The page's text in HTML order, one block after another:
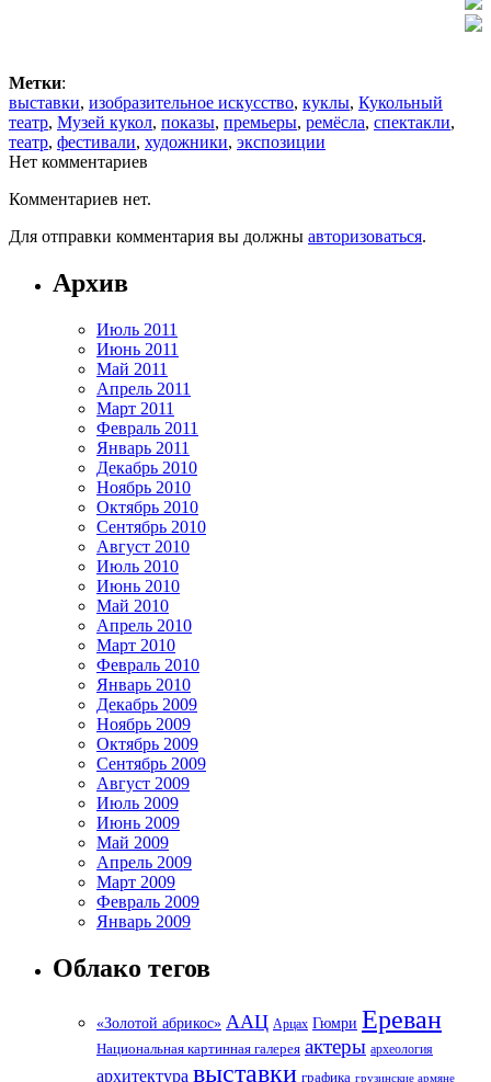
Метки:
выставки, изобразительное искусство, куклы, Кукольный
театр, Музей кукол, показы, премьеры, ремёсла, спектакли,
театр, фестивали, художники, экспозиции
Нет комментариев
Комментариев нет.
Для отправки комментария вы должны авторизоваться.
Архив
Июль 2011
Июнь 2011
Май 2011
Апрель 2011
Март 2011
Февраль 2011
Январь 2011
Декабрь 2010
Ноябрь 2010
Октябрь 2010
Сентябрь 2010
Август 2010
Июль 2010
Июнь 2010
Май 2010
Апрель 2010
Март 2010
Февраль 2010
Январь 2010
Декабрь 2009
Ноябрь 2009
Октябрь 2009
Сентябрь 2009
Август 2009
Июль 2009
Июнь 2009
Май 2009
Апрель 2009
Март 2009
Февраль 2009
Январь 2009
Облако тегов
«Золотой абрикос» ААЦ Арцах Гюмри Ереван
Национальная картинная галерея актеры археология
архитектура выставки графика грузинские армяне